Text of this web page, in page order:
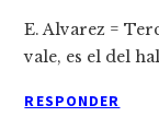
E. Alvarez =
vale, es el del
RESPONDER